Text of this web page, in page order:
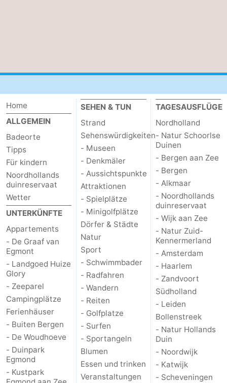
Home
ALLGEMEIN
Badeorte
Tipps
Für kindern
Noordhollands
duinreservaat
Wetter
UNTERKÜNFTE
Appartements
- De Graaf van
Egmont
- Landgoed Huize
Glory
- Zeeparel
Campingplätze
Ferienhäuser
- Buiten Bergen
- De Woudhoeve
- Duinpark
Egmond
- Kustpark
SEHEN & TUN
Strand
Sehenswürdigkeiten
- Museen
- Denkmäler
- Aussichtspunkte
Attraktionen
- Spielplätze
- Minigolfplätze
Dörfer & Städte
Natur
Sport
- Schwimmbader
- Radfahren
- Wandern
- Reiten
- Golfplatze
- Surfen
- Sportangeln
Blumen
Essen und trinken
Veranstaltungen
TAGESAUSFLÜGE
Nordholland
- Natur Schoorlse
Duinen
- Bergen aan Zee
- Bergen
- Alkmaar
- Noordhollands
duinreservaat
- Wijk aan Zee
- Natur Zuid-
Kennermerland
- Amsterdam
- Haarlem
- Zandvoort
Südholland
- Leiden
Bollenstreek
- Natur Hollands
Duin
- Noordwijk
- Katwijk
- Scheveningen